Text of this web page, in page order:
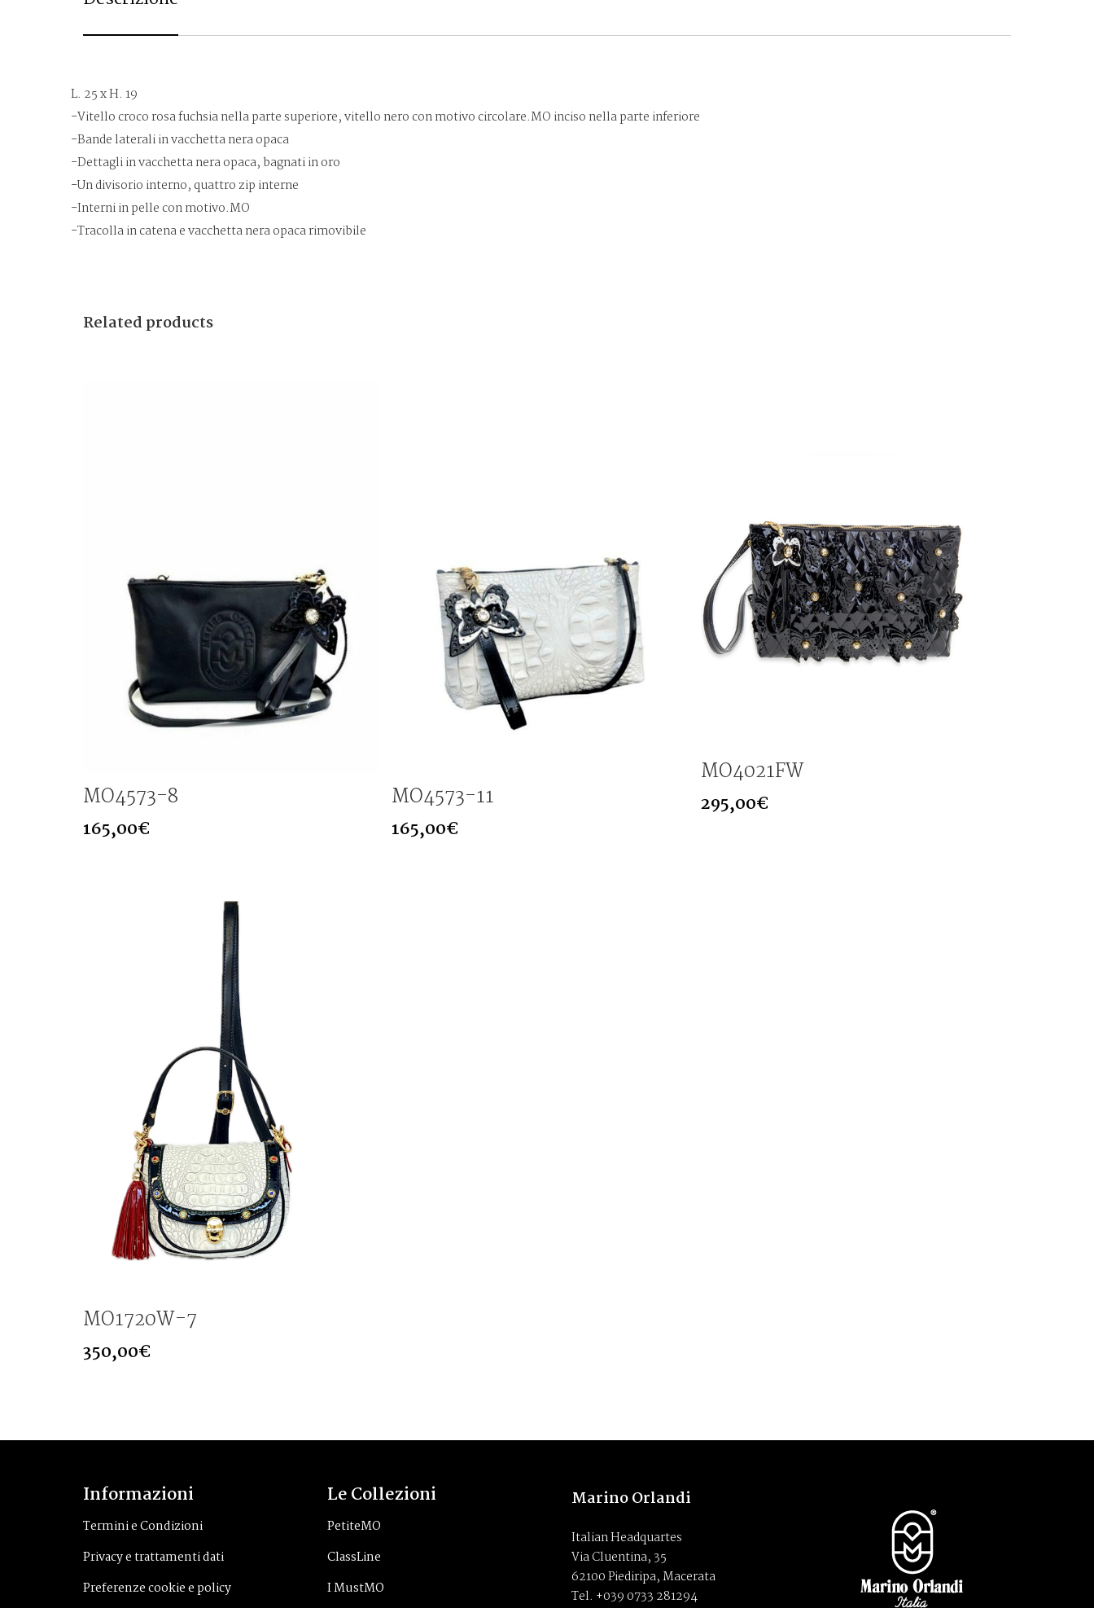
L. 25 x H. 19
-Vitello croco rosa fuchsia nella parte superiore, vitello nero con motivo circolare.MO inciso nella parte inferiore
-Bande laterali in vacchetta nera opaca
-Dettagli in vacchetta nera opaca, bagnati in oro
-Un divisorio interno, quattro zip interne
-Interni in pelle con motivo.MO
-Tracolla in catena e vacchetta nera opaca rimovibile
Related products
MO4573-8
165,00€
MO4573-11
165,00€
MO4021FW
295,00€
MO1720W-7
350,00€
Informazioni
Termini e Condizioni
Privacy e trattamenti dati
Preferenze cookie e policy
Le Collezioni
PetiteMO
ClassLine
I MustMO
Marino Orlandi
Italian Headquartes
Via Cluentina, 35
62100 Piediripa, Macerata
Tel. +039 0733 281294